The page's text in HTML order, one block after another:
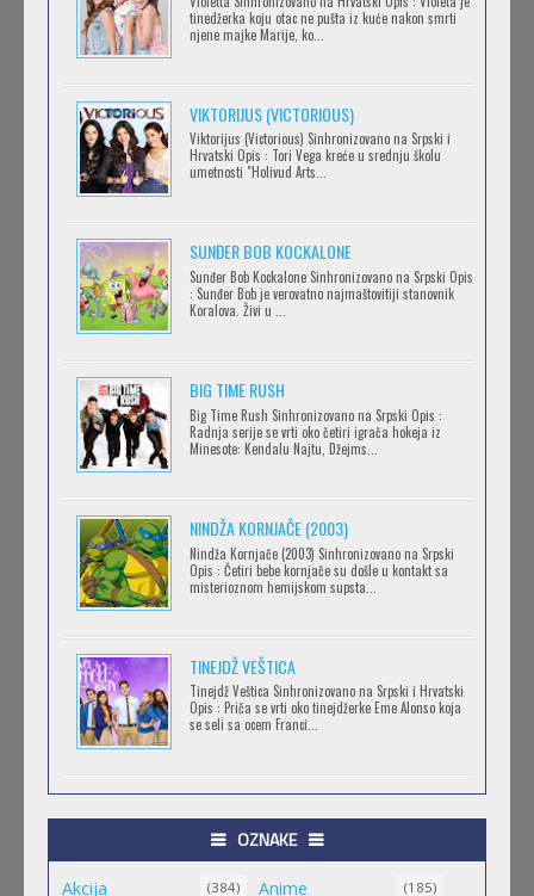
OBLUTAK
SERVAMP
Feb 12 2023 |
2.43: SEIIN HIGH SCHOOL BOYS VOLLEYBALL
TEAM
CLEAN FREAK! AOYAMA-KUN
Feb 12 2023 |Gledaj »
RECORD OF RAGNAROK
Feb 11 2023 |Gledaj »
TORADORA
Feb 11 2023 |Gledaj »
TRIGUN STAMPEDE
Feb 11 2023 |Gledaj »
ORIENT
tinedžerka koju otac ne pušta iz kuće nakon smrti
njene majke Marije, ko...
VIKTORIJUS (VICTORIOUS)
Viktorijus (Victorious) Sinhronizovano na Srpski i
Hrvatski Opis : Tori Vega kreće u srednju školu
umetnosti "Holivud Arts...
SUNĐER BOB KOCKALONE
Sunđer Bob Kockalone Sinhronizovano na Srpski Opis
: Sunđer Bob je verovatno najmaštovitiji stanovnik
Koralova. Živi u ...
BIG TIME RUSH
Big Time Rush Sinhronizovano na Srpski Opis :
Radnja serije se vrti oko četiri igrača hokeja iz
Minesote: Kendalu Najtu, Džejms...
NINDŽA KORNJAČE (2003)
Nindža Kornjače (2003) Sinhronizovano na Srpski
Opis : Četiri bebe kornjače su došle u kontakt sa
misterioznom hemijskom supsta...
TINEJDŽ VEŠTICA
Tinejdž Veštica Sinhronizovano na Srpski i Hrvatski
Opis : Priča se vrti oko tinejdžerke Eme Alonso koja
se seli sa ocem Franci...
OZNAKE
Akcija (384) Anime (185)